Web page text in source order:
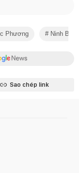
Phương Ninh Bình
Sao chép link